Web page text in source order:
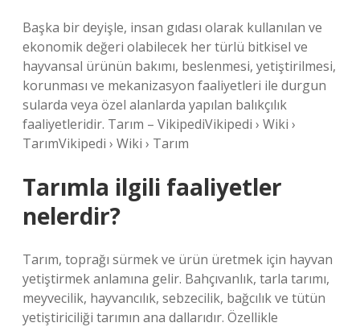
Başka bir deyişle, insan gıdası olarak kullanılan ve
ekonomik değeri olabilecek her türlü bitkisel ve
hayvansal ürünün bakımı, beslenmesi, yetiştirilmesi,
korunması ve mekanizasyon faaliyetleri ile durgun
sularda veya özel alanlarda yapılan balıkçılık
faaliyetleridir. Tarım – VikipediVikipedi › Wiki ›
TarımVikipedi › Wiki › Tarım
Tarımla ilgili faaliyetler
nelerdir?
Tarım, toprağı sürmek ve ürün üretmek için hayvan
yetiştirmek anlamına gelir. Bahçıvanlık, tarla tarımı,
meyvecilik, hayvancılık, sebzecilik, bağcılık ve tütün
yetiştiriciliği tarımın ana dallarıdır. Özellikle